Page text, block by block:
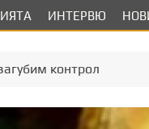
ИНТЕРВЮ
контрол